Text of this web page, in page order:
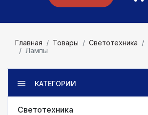
Главная Товары Светотехника
Лампы
КАТЕГОРИИ
Светотехника